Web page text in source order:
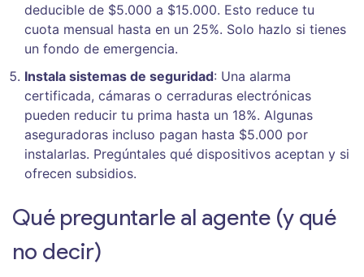
deducible de $5.000 a $15.000. Esto reduce tu
cuota mensual hasta en un 25%. Solo hazlo si tienes
un fondo de emergencia.
Instala sistemas de seguridad: Una alarma
certificada, cámaras o cerraduras electrónicas
pueden reducir tu prima hasta un 18%. Algunas
aseguradoras incluso pagan hasta $5.000 por
instalarlas. Pregúntales qué dispositivos aceptan y si
ofrecen subsidios.
Qué preguntarle al agente (y qué
no decir)